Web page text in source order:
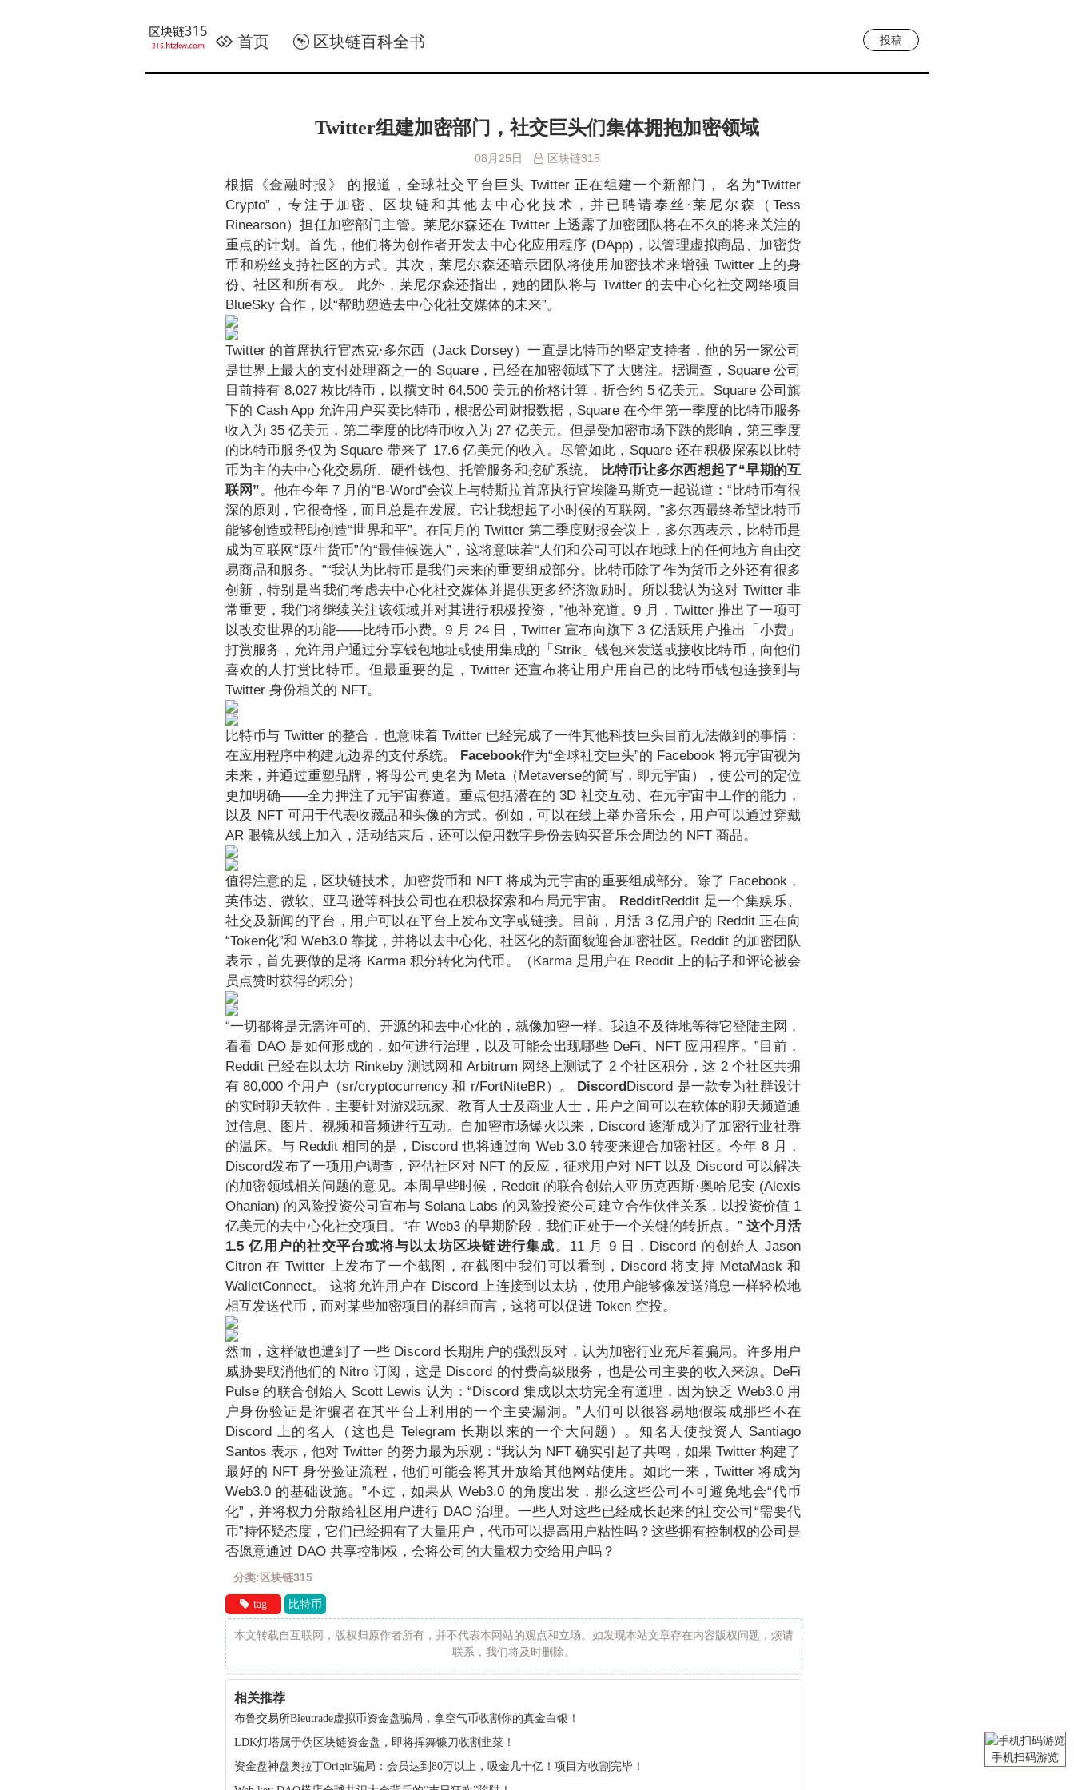
首页 区块链百科全书 投稿
Twitter组建加密部门，社交巨头们集体拥抱加密领域
08月25日 区块链315
根据《金融时报》 的报道，全球社交平台巨头 Twitter 正在组建一个新部门， 名为“Twitter
Crypto”，专注于加密、区块链和其他去中心化技术，并已聘请泰丝·莱尼尔森（Tess
Rinearson）担任加密部门主管。莱尼尔森还在 Twitter 上透露了加密团队将在不久的将来关注的
重点的计划。首先，他们将为创作者开发去中心化应用程序 (DApp)，以管理虚拟商品、加密货
币和粉丝支持社区的方式。其次，莱尼尔森还暗示团队将使用加密技术来增强 Twitter 上的身
份、社区和所有权。 此外，莱尼尔森还指出，她的团队将与 Twitter 的去中心化社交网络项目
BlueSky 合作，以“帮助塑造去中心化社交媒体的未来”。
Twitter 的首席执行官杰克·多尔西（Jack Dorsey）一直是比特币的坚定支持者，他的另一家公司
是世界上最大的支付处理商之一的 Square，已经在加密领域下了大赌注。据调查，Square 公司
目前持有 8,027 枚比特币，以撰文时 64,500 美元的价格计算，折合约 5 亿美元。Square 公司旗
下的 Cash App 允许用户买卖比特币，根据公司财报数据，Square 在今年第一季度的比特币服务
收入为 35 亿美元，第二季度的比特币收入为 27 亿美元。但是受加密市场下跌的影响，第三季度
的比特币服务仅为 Square 带来了 17.6 亿美元的收入。尽管如此，Square 还在积极探索以比特
币为主的去中心化交易所、硬件钱包、托管服务和挖矿系统。
比特币让多尔西想起了“早期的互
联网”。他在今年 7 月的“B-Word”会议上与特斯拉首席执行官埃隆马斯克一起说道：“比特币有很
深的原则，它很奇怪，而且总是在发展。它让我想起了小时候的互联网。”多尔西最终希望比特币
能够创造或帮助创造“世界和平”。在同月的 Twitter 第二季度财报会议上，多尔西表示，比特币是
成为互联网“原生货币”的“最佳候选人”，这将意味着“人们和公司可以在地球上的任何地方自由交
易商品和服务。”“我认为比特币是我们未来的重要组成部分。比特币除了作为货币之外还有很多
创新，特别是当我们考虑去中心化社交媒体并提供更多经济激励时。所以我认为这对 Twitter 非
常重要，我们将继续关注该领域并对其进行积极投资，”他补充道。9 月，Twitter 推出了一项可
以改变世界的功能——比特币小费。9 月 24 日，Twitter 宣布向旗下 3 亿活跃用户推出「小费」
打赏服务，允许用户通过分享钱包地址或使用集成的「Strik」钱包来发送或接收比特币，向他们
喜欢的人打赏比特币。但最重要的是，Twitter 还宣布将让用户用自己的比特币钱包连接到与
Twitter 身份相关的 NFT。
比特币与 Twitter 的整合，也意味着 Twitter 已经完成了一件其他科技巨头目前无法做到的事情：
在应用程序中构建无边界的支付系统。 Facebook作为“全球社交巨头”的 Facebook 将元宇宙视为
未来，并通过重塑品牌，将母公司更名为 Meta（Metaverse的简写，即元宇宙），使公司的定位
更加明确——全力押注了元宇宙赛道。重点包括潜在的 3D 社交互动、在元宇宙中工作的能力，
以及 NFT 可用于代表收藏品和头像的方式。例如，可以在线上举办音乐会，用户可以通过穿戴
AR 眼镜从线上加入，活动结束后，还可以使用数字身份去购买音乐会周边的 NFT 商品。
值得注意的是，区块链技术、加密货币和 NFT 将成为元宇宙的重要组成部分。除了 Facebook，
英伟达、微软、亚马逊等科技公司也在积极探索和布局元宇宙。 RedditReddit 是一个集娱乐、
社交及新闻的平台，用户可以在平台上发布文字或链接。目前，月活 3 亿用户的 Reddit 正在向
“Token化”和 Web3.0 靠拢，并将以去中心化、社区化的新面貌迎合加密社区。Reddit 的加密团队
表示，首先要做的是将 Karma 积分转化为代币。（Karma 是用户在 Reddit 上的帖子和评论被会
员点赞时获得的积分）
“一切都将是无需许可的、开源的和去中心化的，就像加密一样。我迫不及待地等待它登陆主网，
看看 DAO 是如何形成的，如何进行治理，以及可能会出现哪些 DeFi、NFT 应用程序。”目前，
Reddit 已经在以太坊 Rinkeby 测试网和 Arbitrum 网络上测试了 2 个社区积分，这 2 个社区共拥
有 80,000 个用户（sr/cryptocurrency 和 r/FortNiteBR）。 DiscordDiscord 是一款专为社群设计
的实时聊天软件，主要针对游戏玩家、教育人士及商业人士，用户之间可以在软体的聊天频道通
过信息、图片、视频和音频进行互动。自加密市场爆火以来，Discord 逐渐成为了加密行业社群
的温床。与 Reddit 相同的是，Discord 也将通过向 Web 3.0 转变来迎合加密社区。今年 8 月，
Discord发布了一项用户调查，评估社区对 NFT 的反应，征求用户对 NFT 以及 Discord 可以解决
的加密领域相关问题的意见。本周早些时候，Reddit 的联合创始人亚历克西斯·奥哈尼安 (Alexis
Ohanian) 的风险投资公司宣布与 Solana Labs 的风险投资公司建立合作伙伴关系，以投资价值 1
亿美元的去中心化社交项目。“在 Web3 的早期阶段，我们正处于一个关键的转折点。” 这个月活
1.5 亿用户的社交平台或将与以太坊区块链进行集成。11 月 9 日，Discord 的创始人 Jason
Citron 在 Twitter 上发布了一个截图，在截图中我们可以看到，Discord 将支持 MetaMask 和
WalletConnect。 这将允许用户在 Discord 上连接到以太坊，使用户能够像发送消息一样轻松地
相互发送代币，而对某些加密项目的群组而言，这将可以促进 Token 空投。
然而，这样做也遭到了一些 Discord 长期用户的强烈反对，认为加密行业充斥着骗局。许多用户
威胁要取消他们的 Nitro 订阅，这是 Discord 的付费高级服务，也是公司主要的收入来源。DeFi
Pulse 的联合创始人 Scott Lewis 认为：“Discord 集成以太坊完全有道理，因为缺乏 Web3.0 用
户身份验证是诈骗者在其平台上利用的一个主要漏洞。”人们可以很容易地假装成那些不在
Discord 上的名人（这也是 Telegram 长期以来的一个大问题）。知名天使投资人 Santiago
Santos 表示，他对 Twitter 的努力最为乐观：“我认为 NFT 确实引起了共鸣，如果 Twitter 构建了
最好的 NFT 身份验证流程，他们可能会将其开放给其他网站使用。如此一来，Twitter 将成为
Web3.0 的基础设施。”不过，如果从 Web3.0 的角度出发，那么这些公司不可避免地会“代币
化”，并将权力分散给社区用户进行 DAO 治理。一些人对这些已经成长起来的社交公司“需要代
币”持怀疑态度，它们已经拥有了大量用户，代币可以提高用户粘性吗？这些拥有控制权的公司是
否愿意通过 DAO 共享控制权，会将公司的大量权力交给用户吗？
分类:区块链315
tag 比特币
本文转载自互联网，版权归原作者所有，并不代表本网站的观点和立场。如发现本站文章存在内容版权问题，烦请
联系，我们将及时删除。
相关推荐
布鲁交易所Bleutrade虚拟币资金盘骗局，拿空气币收割你的真金白银！
LDK灯塔属于伪区块链资金盘，即将挥舞镰刀收割韭菜！
资金盘神盘奥拉丁Origin骗局：会员达到80万以上，吸金几十亿！项目方收割完毕！
手机扫码游览